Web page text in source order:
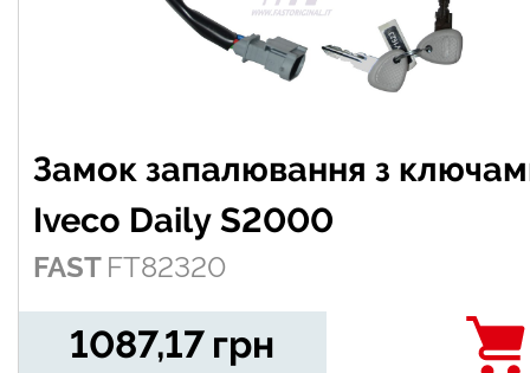
Замок запалювання з
Iveco Daily S2000
FAST FT82320
1087,17 грн